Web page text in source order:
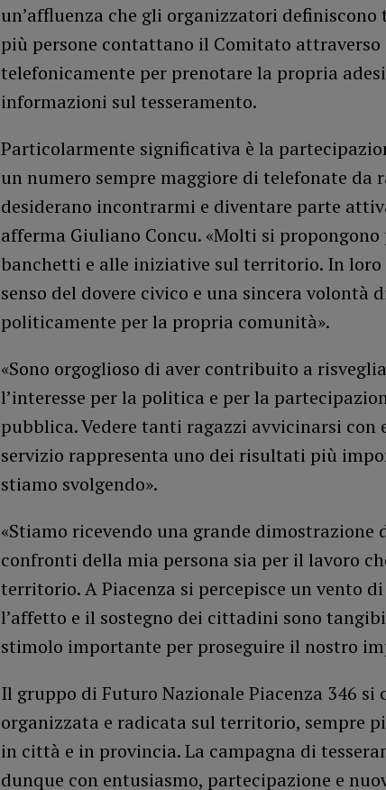
un’affluenza che gli organizzatori definiscono
più persone contattano il Comitato attraverso
telefonicamente per prenotare la propria
informazioni sul tesseramento.
Particolarmente significativa è la
un numero sempre maggiore di telefonate da
desiderano incontrarmi e diventare parte
afferma Giuliano Concu. «Molti si
banchetti e alle iniziative sul territorio. In loro
senso del dovere civico e una sincera volontà
politicamente per la propria comunità».
«Sono orgoglioso di aver contribuito a
l’interesse per la politica e per la
pubblica. Vedere tanti ragazzi avvicinarsi con
servizio rappresenta uno dei risultati più
stiamo svolgendo».
«Stiamo ricevendo una grande dimostrazione
confronti della mia persona sia per il lavoro
territorio. A Piacenza si percepisce un vento
l’affetto e il sostegno dei cittadini sono
stimolo importante per proseguire il nostro
Il gruppo di Futuro Nazionale Piacenza 346 si
organizzata e radicata sul territorio, sempre
in città e in provincia. La campagna di
dunque con entusiasmo, partecipazione e